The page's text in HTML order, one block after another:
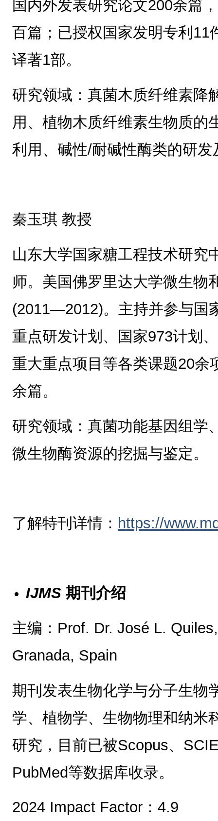
国内外发表研究论文200余篇
百篇；已授权国家发明专利11
译著1部。
研究领域：真菌木质纤维素降
用、植物木质纤维素生物质的
利用、碱性/耐碱性酶类的研发
秦玉琪 教授
山东大学国家糖工程技术研究
师。美国佛罗里达大学微生物
(2011—2012)。主持并参与国
重点研发计划、国家973计划
重大重点项目等各类课题20余
余篇。
研究领域：真菌功能基因组学
微生物酶资源的挖掘与鉴定。
了解特刊详情： https://
IJMS 期刊介绍
主编：Prof. Dr. José L.
Granada, Spain
期刊发表生物化学与分子生物
学、植物学、生物物理和纳米
研究，目前已被Scopus、
PubMed等数据库收录。
2024 Impact Factor：4.9